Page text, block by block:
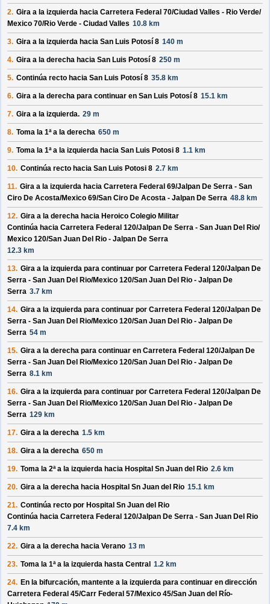
2. Gira a la izquierda hacia Carretera Federal 70/Ciudad Valles - Rio Verde/
Mexico 70/Rio Verde - Ciudad Valles 10.8 km
3. Gira a la izquierda hacia San Luis Potosí 8 140 m
4. Gira a la derecha hacia San Luis Potosí 8 250 m
5. Continúa recto hacia San Luis Potosí 8 35.8 km
6. Gira a la derecha para continuar en San Luis Potosí 8 15.1 km
7. Gira a la izquierda. 29 m
8. Toma la 1ª a la derecha 650 m
9. Toma la 1ª a la izquierda hacia San Luis Potosi 8 1.1 km
10. Continúa recto hacia San Luis Potosi 8 2.7 km
11. Gira a la izquierda hacia Carretera Federal 69/Jalpan De Serra - San
Ciro De Acosta/Mexico 69/San Ciro De Acosta - Jalpan De Serra 48.8 km
12. Gira a la derecha hacia Heroico Colegio Militar
Continúa hacia Carretera Federal 120/Jalpan De Serra - San Juan Del Rio/
Mexico 120/San Juan Del Rio - Jalpan De Serra
12.3 km
13. Gira a la izquierda para continuar por Carretera Federal 120/Jalpan De
Serra - San Juan Del Rio/Mexico 120/San Juan Del Rio - Jalpan De
Serra 3.7 km
14. Gira a la izquierda para continuar por Carretera Federal 120/Jalpan De
Serra - San Juan Del Rio/Mexico 120/San Juan Del Rio - Jalpan De
Serra 54 m
15. Gira a la derecha para continuar en Carretera Federal 120/Jalpan De
Serra - San Juan Del Rio/Mexico 120/San Juan Del Rio - Jalpan De
Serra 8.1 km
16. Gira a la izquierda para continuar por Carretera Federal 120/Jalpan De
Serra - San Juan Del Rio/Mexico 120/San Juan Del Rio - Jalpan De
Serra 129 km
17. Gira a la derecha 1.5 km
18. Gira a la derecha 650 m
19. Toma la 2ª a la izquierda hacia Hospital Sn Juan del Rio 2.6 km
20. Gira a la derecha hacia Hospital Sn Juan del Rio 15.1 km
21. Continúa recto por Hospital Sn Juan del Rio
Continúa hacia Carretera Federal 120/Jalpan De Serra - San Juan Del Rio
7.4 km
22. Gira a la derecha hacia Verano 13 m
23. Toma la 1ª a la izquierda hasta Central 1.2 km
24. En la bifurcación, mantente a la izquierda para continuar en dirección
Carretera Federal 45/Carr Federal 57/Mexico 45/San Juan del Río-